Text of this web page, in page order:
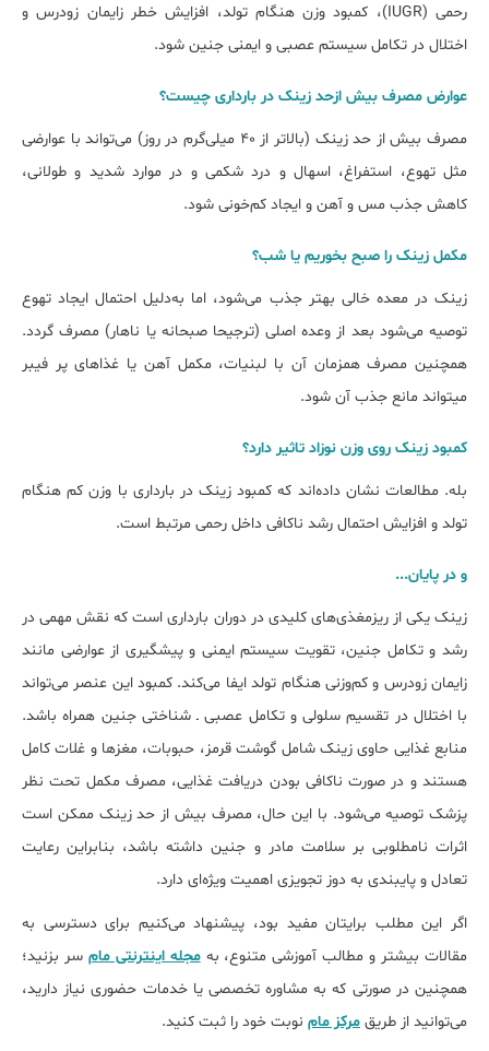
رحمی (IUGR)، کمبود وزن هنگام تولد، افزایش خطر زایمان زودرس و
اختلال در تکامل سیستم عصبی و ایمنی جنین شود.
ﻋﻮارض ﻣﺼﺮف ﺑﯿﺶ ازﺣﺪ زینک در ﺑﺎرداری چیست؟
مصرف بیش از حد زینک (بالاتر از ۴۰ میلی‌گرم در روز) می‌تواند با عوارضی
مثل تهوع، استفراغ، اسهال و درد شکمی و در موارد شدید و طولانی،
کاهش جذب مس و آهن و ایجاد کم‌خونی شود.
مکمل زینک را ﺻﺒﺢ ﺑﺨﻮرﯾﻢ ﯾﺎ ﺷﺐ؟
زینک در معده خالی بهتر جذب می‌شود، اما به‌دلیل احتمال ایجاد تهوع
توصیه می‌شود بعد از وعده اصلی (ترجیحا صبحانه یا ناهار) مصرف گردد.
همچنین مصرف همزمان آن با لبنیات، مکمل آهن یا غذاهای پر فیبر
می‎تواند مانع جذب آن شود.
کمبود زینک روی وزن ﻧﻮزاد تاثیر دارد؟
بله. مطالعات نشان داده‌اند که کمبود زینک در بارداری با وزن کم هنگام
تولد و افزایش احتمال رشد ناکافی داخل رحمی مرتبط است.
و در پایان...
زینک یکی از ریزمغذی‌های کلیدی در دوران بارداری است که نقش مهمی در
رشد و تکامل جنین، تقویت سیستم ایمنی و پیشگیری از عوارضی مانند
زایمان زودرس و کم‌وزنی هنگام تولد ایفا می‌کند. کمبود این عنصر می‌تواند
با اختلال در تقسیم سلولی و تکامل عصبی ـ شناختی جنین همراه باشد.
منابع غذایی حاوی زینک شامل گوشت قرمز، حبوبات، مغزها و غلات کامل
هستند و در صورت ناکافی بودن دریافت غذایی، مصرف مکمل تحت نظر
پزشک توصیه می‌شود. با این حال، مصرف بیش از حد زینک ممکن است
اثرات نامطلوبی بر سلامت مادر و جنین داشته باشد، بنابراین رعایت
تعادل و پایبندی به دوز تجویزی اهمیت ویژه‌ای دارد.
اگر این مطلب برایتان مفید بود، پیشنهاد می‌کنیم برای دسترسی به
مقالات بیشتر و مطالب آموزشی متنوع، بهمجله اینترنتی مام سر بزنید؛
همچنین در صورتی که به مشاوره تخصصی یا خدمات حضوری نیاز دارید،
می‌توانید از طریق مرکز مام نوبت خود را ثبت کنید.